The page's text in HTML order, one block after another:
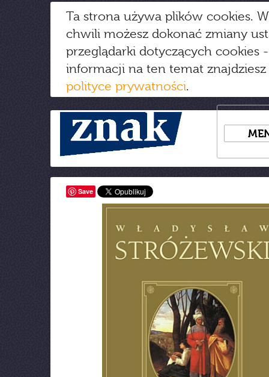
Ta strona używa plików cookies.
chwili możesz dokonać zmiany
przeglądarki dotyczących cookies
informacji na ten temat
polityce prywatności.
Save